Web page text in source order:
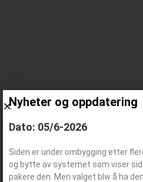
Nyheter og oppdatering
Dato: 05/6-2026
Siden er under ombygging etter
og bytte av systemet som viser
pakere den. Men valget blw å ha